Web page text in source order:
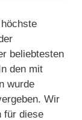
beliebtesten
den mit
wurde
Wir
für diese